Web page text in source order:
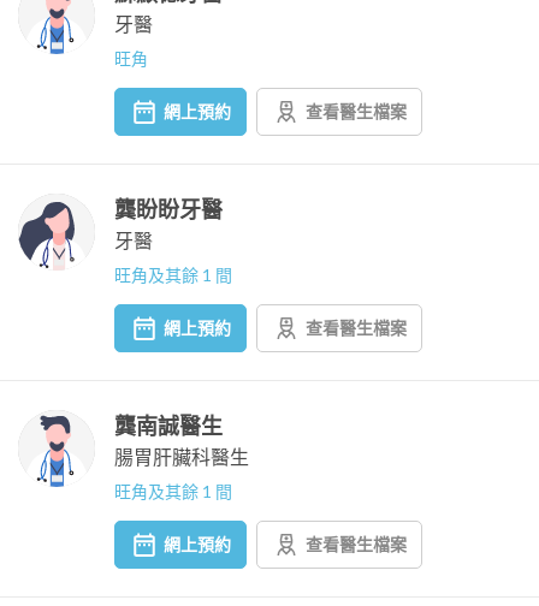
牙醫
旺角
網上預約 查看醫生檔案
龔盼盼牙醫
牙醫
旺角及其餘 1 間
網上預約 查看醫生檔案
龔南誠醫生
腸胃肝臟科醫生
旺角及其餘 1 間
網上預約 查看醫生檔案